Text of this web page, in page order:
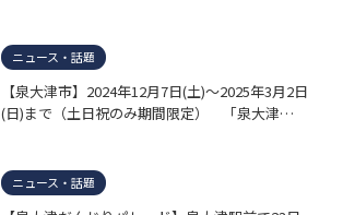
ニュース・話題
【泉大津市】2024年12月7日(土)～2025年3月2日
(日)まで（土日祝のみ期間限定） 「泉大津…
ニュース・話題